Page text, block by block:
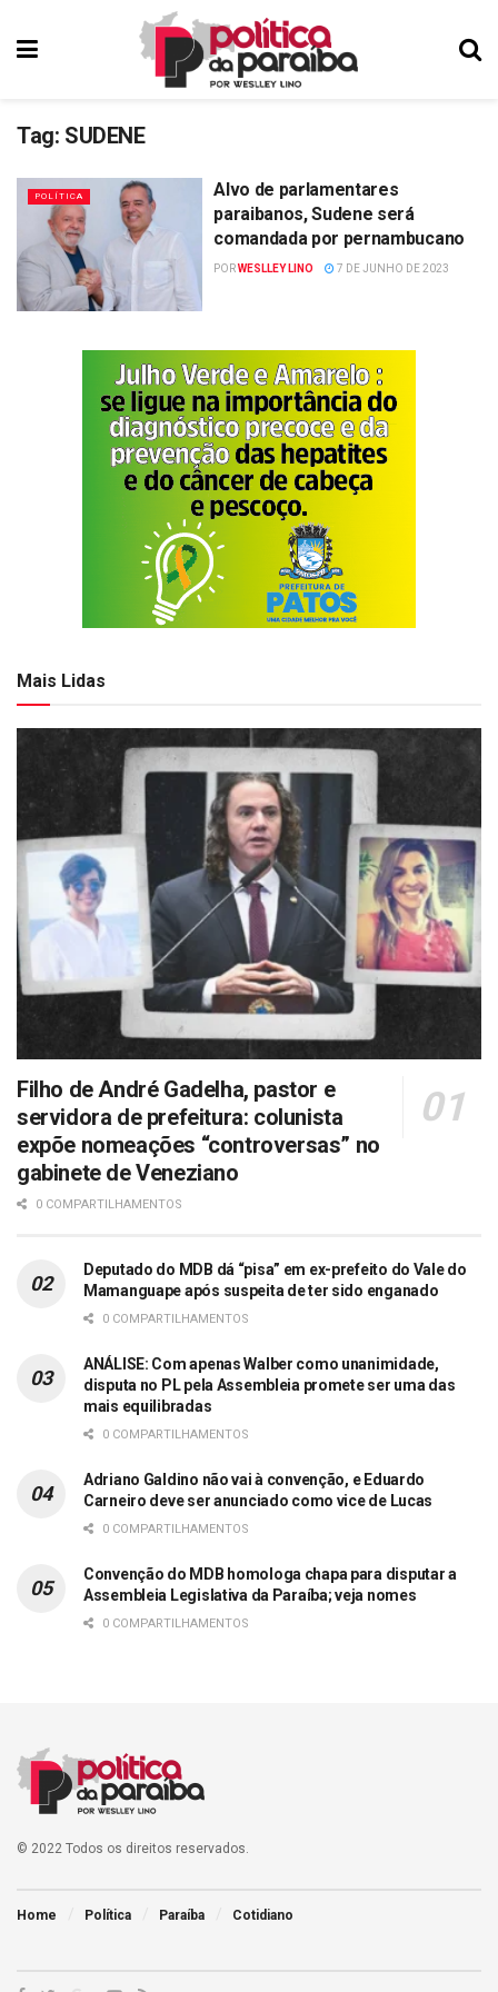
Tag: SUDENE
POLÍTICA
Alvo de parlamentares
paraibanos, Sudene será
comandada por pernambucano
PORWESLLEY LINO 7 DE JUNHO DE 2023
Mais Lidas
Filho de André Gadelha, pastor e
servidora de prefeitura: colunista
expõe nomeações “controversas” no
gabinete de Veneziano
0 COMPARTILHAMENTOS
Deputado do MDB dá “pisa” em ex-prefeito do Vale do
Mamanguape após suspeita de ter sido enganado
0 COMPARTILHAMENTOS
ANÁLISE: Com apenas Walber como unanimidade,
disputa no PL pela Assembleia promete ser uma das
mais equilibradas
0 COMPARTILHAMENTOS
Adriano Galdino não vai à convenção, e Eduardo
Carneiro deve ser anunciado como vice de Lucas
0 COMPARTILHAMENTOS
Convenção do MDB homologa chapa para disputar a
Assembleia Legislativa da Paraíba; veja nomes
0 COMPARTILHAMENTOS
© 2022 Todos os direitos reservados.
Home Política Paraíba Cotidiano